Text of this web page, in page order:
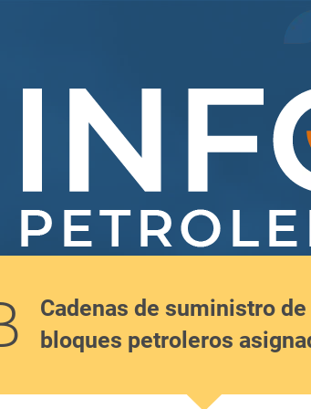
Cadenas de suministro
bloques petroleros